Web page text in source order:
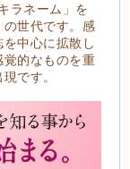
ラネーム」を
世代です。感
中心に拡散し
的なものを重
です。